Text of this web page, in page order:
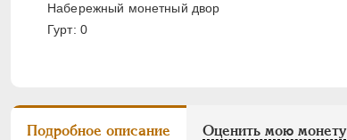
Набережный монетный двор
Гурт: 0
Подробное описание Оценить мою монету